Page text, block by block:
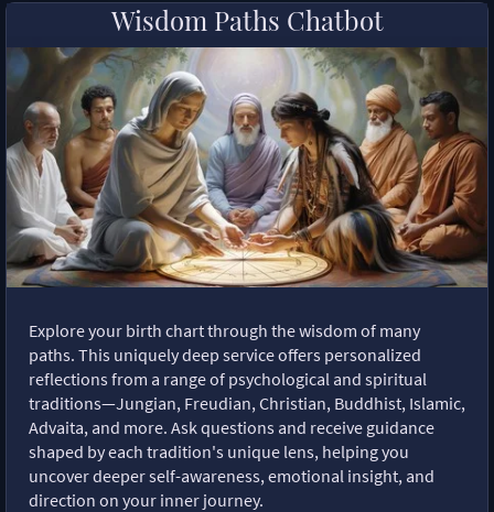
Wisdom Paths Chatbot
Explore your birth chart through the wisdom of many
paths. This uniquely deep service offers personalized
reflections from a range of psychological and spiritual
traditions—Jungian, Freudian, Christian, Buddhist, Islamic,
Advaita, and more. Ask questions and receive guidance
shaped by each tradition's unique lens, helping you
uncover deeper self-awareness, emotional insight, and
direction on your inner journey.